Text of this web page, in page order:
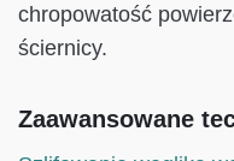
chropowatość
ściernicy.
Zaawansowane